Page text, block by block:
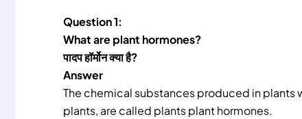
Question 1:
What are plant hormones?
पादप हॉर्मोन क्या है?
Answer
The chemical substances produced in
plants, are called plants plant hormones.